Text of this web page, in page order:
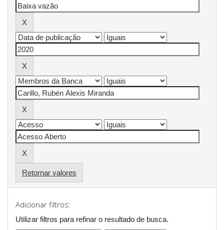
Retornar valores
Adicionar filtros:
Utilizar filtros para refinar o resultado de busca.